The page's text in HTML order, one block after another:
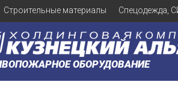
Строительные материалы Спецодежда,
ОБОРУДОВАНИЕ